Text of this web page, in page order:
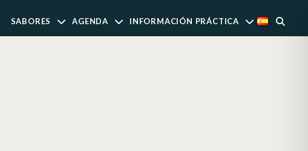
SABORES AGENDA INFORMACIÓN PRÁCTICA